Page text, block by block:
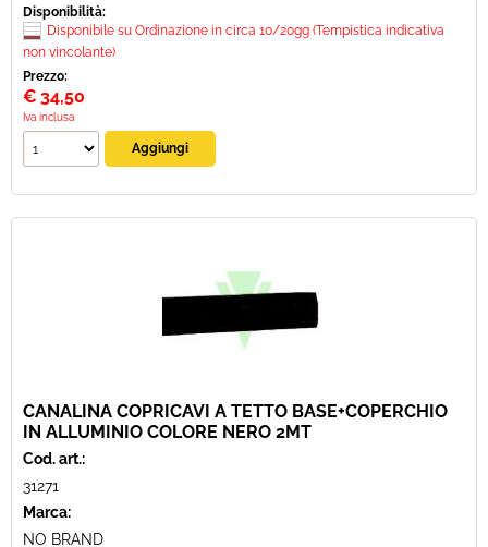
Disponibilità:
Disponibile su Ordinazione in circa 10/20gg (Tempistica indicativa
non vincolante)
Prezzo:
€ 34,50
Iva inclusa
CANALINA COPRICAVI A TETTO BASE+COPERCHIO
IN ALLUMINIO COLORE NERO 2MT
Cod. art.:
31271
Marca:
NO BRAND